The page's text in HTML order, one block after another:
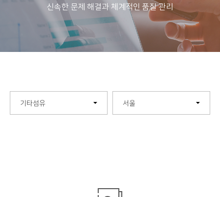
신속한 문제 해결과 체계적인 품질 관리
기타섬유 서울